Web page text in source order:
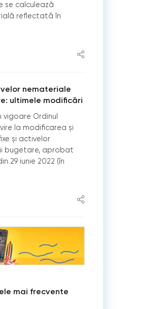
se calculează
reflectată în
nemateriale
ultimele modificări
vigoare Ordinul
la modificarea și
și activelor
bugetare, aprobat
29 iunie 2022 (în
mai frecvente